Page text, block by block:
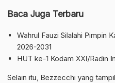
Baca Juga Terbaru
Wahrul Fauzi Silalahi Pimpin
2026-2031
HUT ke-1 Kodam XXI/Radin
Selain itu, Bezzecchi yang